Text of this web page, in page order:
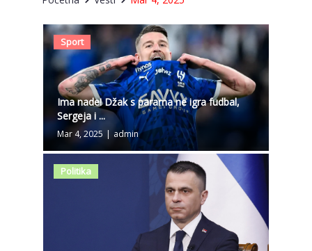
Sport
Ima nade! Džak s parama ne igra fudbal,
Sergeja i ...
Mar 4, 2025 | admin
Politika